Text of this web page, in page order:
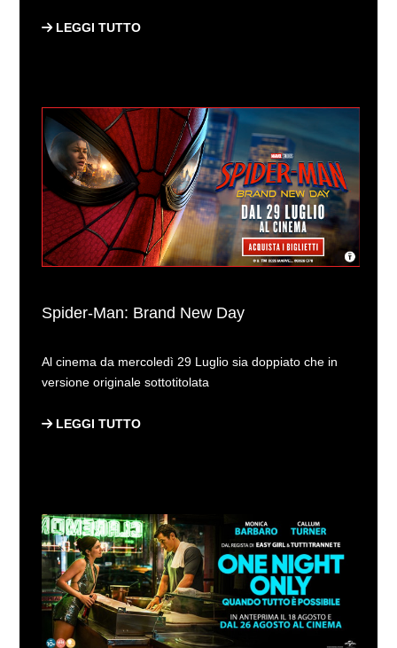
LEGGI TUTTO
Spider-Man: Brand New Day
Al cinema da mercoledì 29 Luglio sia doppiato che in
versione originale sottotitolata
LEGGI TUTTO